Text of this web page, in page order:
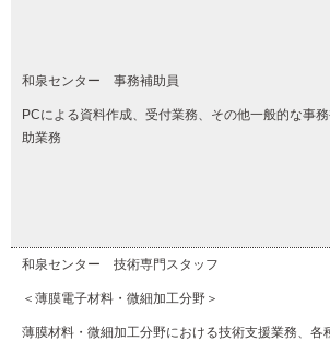
和泉センター 事務補助員
PCによる資料作成、受付業務、その他一般的な事
助業務
和泉センター 技術専門スタッフ
＜薄膜電子材料・微細加工分野＞
薄膜材料・微細加工分野における技術支援業務、各